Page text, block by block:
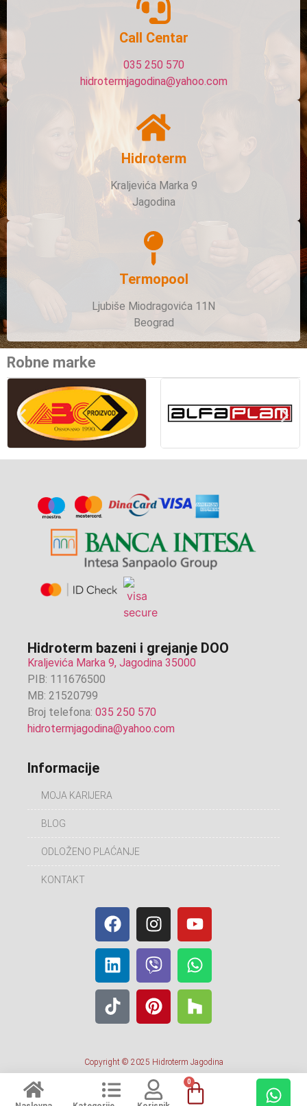
Call Centar
035 250 570
hidrotermjagodina@yahoo.com
Hidroterm
Kraljevića Marka 9
Jagodina
Termopool
Ljubiše Miodragovića 11N
Beograd
Robne marke
Hidroterm bazeni i grejanje DOO
Kraljevića Marka 9, Jagodina 35000
PIB: 111676500
MB: 21520799
Broj telefona: 035 250 570
hidrotermjagodina@yahoo.com
Informacije
MOJA KARIJERA
BLOG
ODLOŽENO PLAĆANJE
KONTAKT
Copyright © 2025 Hidroterm Jagodina
0